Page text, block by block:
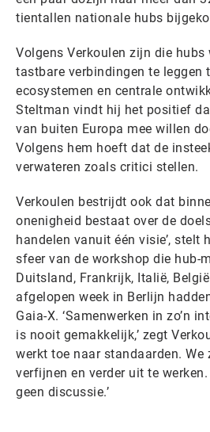
tientallen nationale hubs
Volgens Verkoulen zijn die hubs
tastbare verbindingen te leggen
ecosystemen en centrale
Steltman vindt hij het positief
van buiten Europa mee willen
Volgens hem hoeft dat de
verwateren zoals critici stellen.
Verkoulen bestrijdt ook dat
onenigheid bestaat over de
handelen vanuit één visie’, stelt
sfeer van de workshop die hub-
Duitsland, Frankrijk, Italië,
afgelopen week in Berlijn
Gaia-X. ‘Samenwerken in zo’n
is nooit gemakkelijk,’ zegt
werkt toe naar standaarden. We
verfijnen en verder uit te
geen discussie.’